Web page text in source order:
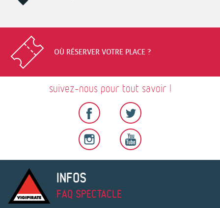
OÙ RÉSERVER VOTRE PLACE ?
suivez-nous pour tout savoir !
INFOS
FAQ SPECTACLE